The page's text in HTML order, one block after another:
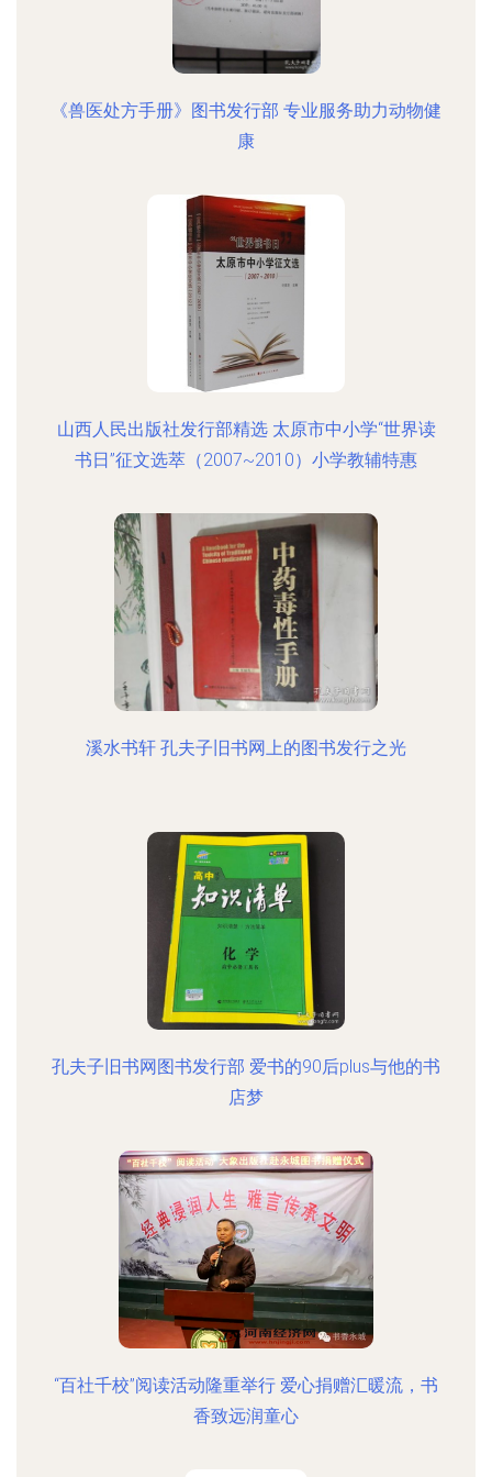
《兽医处方手册》图书发行部 专业服务助力动物健
康
山西人民出版社发行部精选 太原市中小学“世界读
书日”征文选萃（2007~2010）小学教辅特惠
溪水书轩 孔夫子旧书网上的图书发行之光
孔夫子旧书网图书发行部 爱书的90后plus与他的书
店梦
“百社千校”阅读活动隆重举行 爱心捐赠汇暖流，书
香致远润童心